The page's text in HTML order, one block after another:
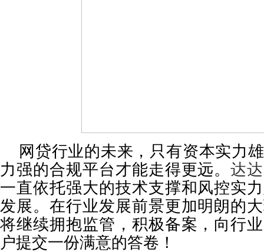
网贷行业的未来，只有资本实力
力强的合规平台才能走得更远。达达
一直依托强大的技术支撑和风控实
发展。在行业发展前景更加明朗的
将继续拥抱监管，积极备案，向行
户提交一份满意的答卷！